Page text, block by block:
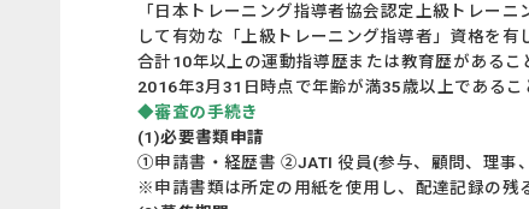
「日本トレーニング指導者協会認定上級トレー
して有効な「上級トレーニング指導者」資格を有
合計10年以上の運動指導歴または教育歴があるこ
2016年3月31日時点で年齢が満35歳以上であるこ
◆審査の手続き
(1)必要書類申請
①申請書・経歴書 ②JATI 役員(参与、顧問、理事
※申請書類は所定の用紙を使用し、配達記録の残